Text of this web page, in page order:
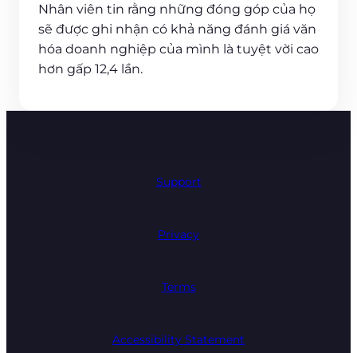
Nhân viên tin rằng những đóng góp của họ
sẽ được ghi nhận có khả năng đánh giá văn
hóa doanh nghiệp của mình là tuyệt vời cao
hơn gấp 12,4 lần.
Support
Privacy
Terms
Accessibility Statement